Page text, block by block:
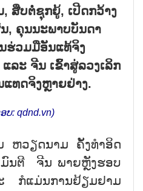
, ສືບຕໍ່ຊຸກຍູ້, ເປີດກວ້າງ
, ຄຸນນະພາບບັນດາ
ຮ່ວມມືອັນແທ້ຈິງ
ລະ ຈີນ ເຂົ້າສູ່ລວງເລິກ
ທດຈິງຫຼາຍຢ່າງ.
ບ: qdnd.vn)
ຫວຽດນາມ ຄັ້ງທຳອິດ
ມົນຕີ ຈີນ ພາຍຫຼັງຮອບ
ແມ່ນການຢ້ຽມຢາມ